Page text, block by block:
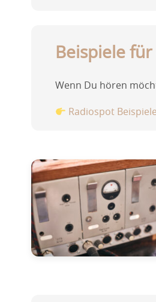
Beispiele
Wenn Du hören
Radiospot